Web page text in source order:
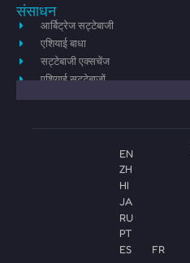
संसाधन
आर्बिट्रेज सट्टेबाजी
एशियाई बाधा
सट्टेबाजी एक्सचेंज
एशियाई सट्टेबाजों
EN
ZH
HI
JA
RU
PT
ES
FR